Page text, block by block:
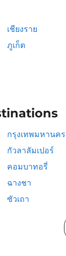
เชียงราย
ภูเก็ต
กรุงเทพมหานคร
กัวลาลัมเปอร์
คอมบาทอรี่
ฉางชา
ซัวเถา